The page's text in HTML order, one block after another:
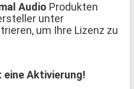
Audio Produkten
unter
um Ihre Lizenz zu
Aktivierung!